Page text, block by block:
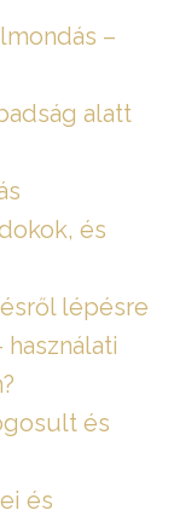
–
alatt
és
lépésre
és
és